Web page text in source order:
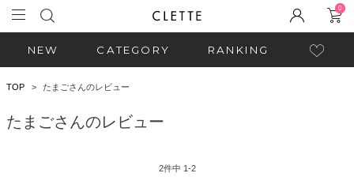
0
NEW CATEGORY RANKING
TOP たまごさんのレビュー
たまごさんのレビュー
2件中 1-2